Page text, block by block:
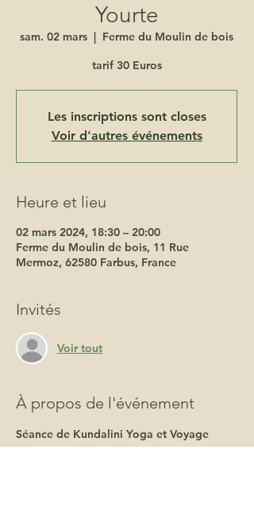
Yourte
sam. 02 mars
  |
Ferme du Moulin de bois
tarif 30 Euros
Les inscriptions sont closes
Voir d'autres événements
Heure et lieu
02 mars 2024, 18:30 – 20:00
Ferme du Moulin de bois, 11 Rue
Mermoz, 62580 Farbus, France
Invités
Voir tout
À propos de l'événement
Séance de Kundalini Yoga et Voyage
Sonore 30€.